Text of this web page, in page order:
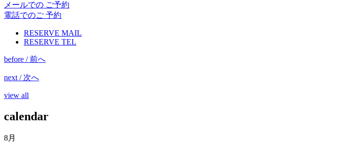
メールでの ご予約
電話でのご 予約
RESERVE MAIL
RESERVE TEL
before / 前へ
next / 次へ
view all
calendar
8月